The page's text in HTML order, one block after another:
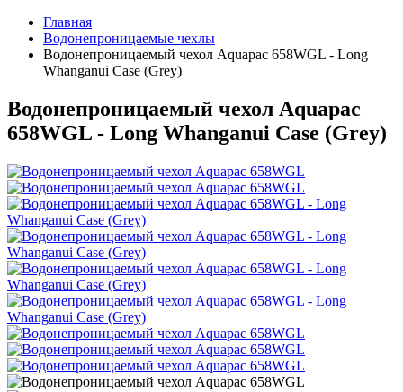
Главная
Водонепроницаемые чехлы
Водонепроницаемый чехол Aquapac 658WGL - Long
Whanganui Case (Grey)
Водонепроницаемый чехол Aquapac
658WGL - Long Whanganui Case (Grey)